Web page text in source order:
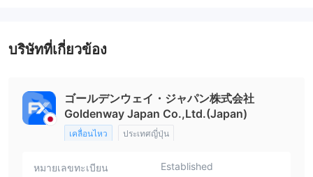
บริษัทที่เกี่ยวข้อง
ゴールデンウェイ・ジャパン株式会社
Goldenway Japan Co.,Ltd.(Japan)
เคลื่อนไหว ประเทศญี่ปุ่น
หมายเลขทะเบียน
Established